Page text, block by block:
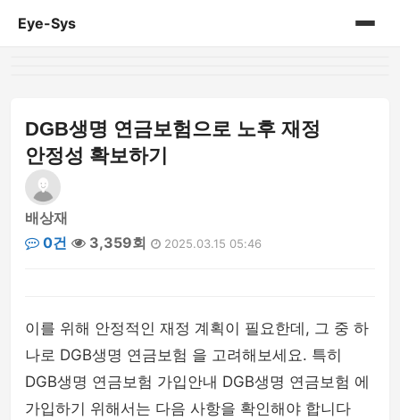
Eye-Sys
DGB생명 연금보험으로 노후 재정
안정성 확보하기
배상재
0건
3,359회 2025.03.15 05:46
이를 위해 안정적인 재정 계획이 필요한데, 그 중 하
나로 DGB생명 연금보험 을 고려해보세요. 특히
DGB생명 연금보험 가입안내 DGB생명 연금보험 에
가입하기 위해서는 다음 사항을 확인해야 합니다